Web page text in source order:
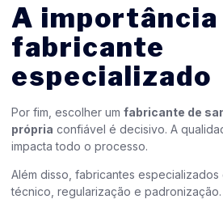
A importância
fabricante
especializado
Por fim, escolher um fabricante de
própria confiável é decisivo. A
impacta todo o processo.
Além disso, fabricantes especializados
técnico, regularização e padronização.